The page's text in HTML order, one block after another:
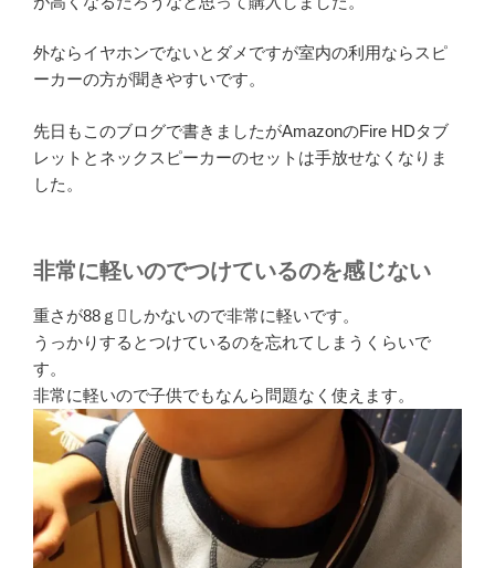
外ならイヤホンでないとダメですが室内の利用ならスピ
ーカーの方が聞きやすいです。
先日もこのブログで書きましたがAmazonのFire HDタブ
レットとネックスピーカーのセットは手放せなくなりま
した。
非常に軽いのでつけているのを感じない
重さが88ｇしかないので非常に軽いです。
うっかりするとつけているのを忘れてしまうくらいで
す。
非常に軽いので子供でもなんら問題なく使えます。